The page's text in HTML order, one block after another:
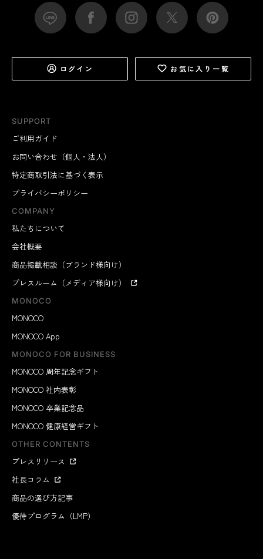
SUPPORT
ご利用ガイド
お問い合わせ（個人・法人）
特定商取引法に基づく表示
プライバシーポリシー
COMPANY
私たちについて
会社概要
商品掲載相談（ブランド様向け）
プレスルーム（メディア様向け）
MONOCO
MONOCO
MONOCO App
MONOCO FOR BUSINESS
MONOCO 周年記念ギフト
MONOCO 社内表彰
MONOCO 卒業記念品
MONOCO 健康経営ギフト
OTHER CONTENTS
プレスリリース
社長コラム
商品の選び方記事
優待プログラム（LMP）
ログイン お気に入り一覧